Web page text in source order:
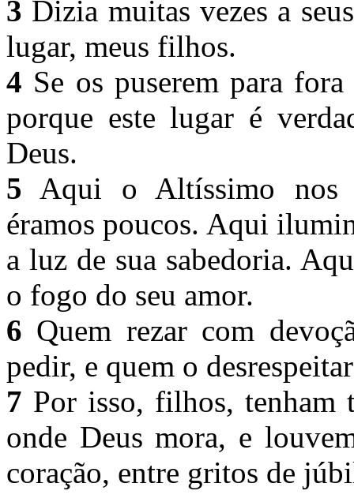
3 Dizia muitas vezes a
lugar, meus filhos.
4 Se os puserem para
porque este lugar é
Deus.
5 Aqui o Altíssimo nos
éramos poucos. Aqui
a luz de sua sabedoria.
o fogo do seu amor.
6 Quem rezar com
pedir, e quem o
7 Por isso, filhos, tenham
onde Deus mora, e
coração, entre gritos de